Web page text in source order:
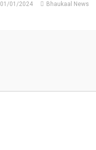
01/01/2024 Bhaukaal News